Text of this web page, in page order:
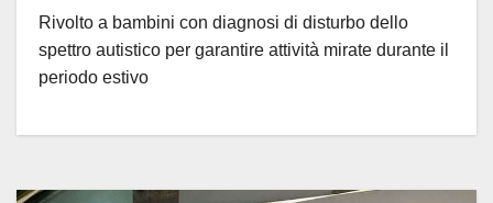
Rivolto a bambini con diagnosi di disturbo dello
spettro autistico per garantire attività mirate durante il
periodo estivo